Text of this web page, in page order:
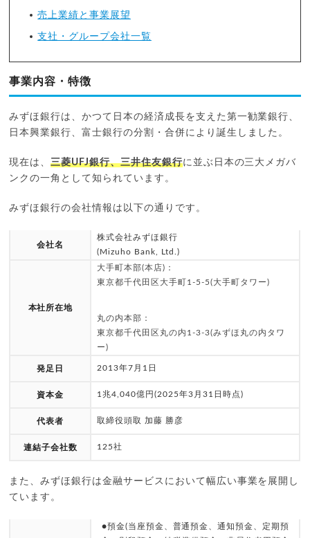
売上業績と事業展望
支社・グループ会社一覧
事業内容・特徴
みずほ銀行は、かつて日本の経済成長を支えた第一勧業銀行、
日本興業銀行、富士銀行の分割・合併により誕生しました。
現在は、三菱UFJ銀行、三井住友銀行に並ぶ日本の三大メガバ
ンクの一角として知られています。
みずほ銀行の会社情報は以下の通りです。
会社名
株式会社みずほ銀行
(Mizuho Bank, Ltd.)
本社所在地
大手町本部(本店)：
東京都千代田区大手町1-5-5(大手町タワー)
丸の内本部：
東京都千代田区丸の内1-3-3(みずほ丸の内タワ
ー)
発足日 2013年7月1日
資本金 1兆4,040億円(2025年3月31日時点)
代表者 取締役頭取 加藤 勝彦
連結子会社数 125社
また、みずほ銀行は金融サービスにおいて幅広い事業を展開し
ています。
●預金(当座預金、普通預金、通知預金、定期預